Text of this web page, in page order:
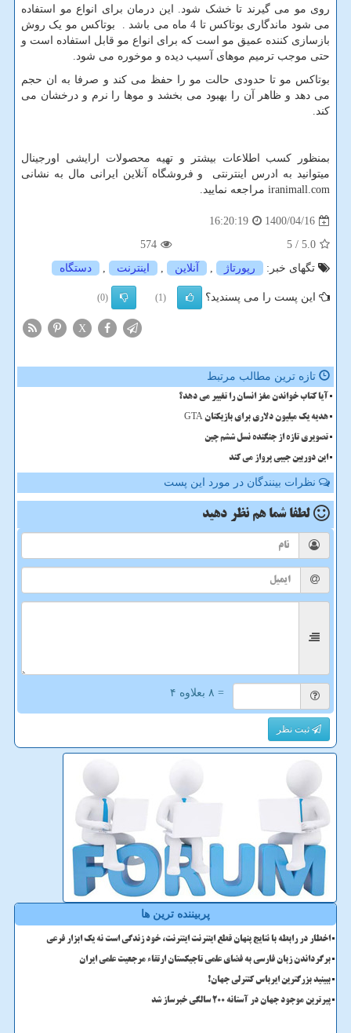
روی مو می گیرند تا خشک شود. این درمان برای انواع مو استفاده
می شود ماندگاری بوتاکس تا 4 ماه می باشد . بوتاکس مو یک روش
بازسازی کننده عمیق مو است که برای انواع مو قابل استفاده است و
حتی موجب ترمیم موهای آسیب دیده و موخوره می شود.
بوتاکس مو تا حدودی حالت مو را حفظ می کند و صرفا به ان حجم
می دهد و ظاهر آن را بهبود می بخشد و موها را نرم و درخشان می
کند.
بمنظور کسب اطلاعات بیشتر و تهیه محصولات ارایشی اورجینال
میتوانید به ادرس اینترنتی و فروشگاه آنلاین ایرانی مال به نشانی
iranimall.com مراجعه نمایید.
1400/04/16
16:20:19
5.0
/ 5
574
تگهای خبر:
رپورتاژ , آنلاین , اینترنت , دستگاه
این پست را می پسندید؟ (1)
(0)
X
تازه ترین مطالب مرتبط
آیا کتاب خواندن مغز انسان را تغییر می دهد؟
هدیه یک میلیون دلاری برای بازیکنان GTA
تصویری تازه از جنگنده نسل ششم چین
این دوربین جیبی پرواز می کند
نظرات بینندگان در مورد این پست
لطفا شما هم نظر دهید
= ۸ بعلاوه ۴
ثبت نظر
پربیننده ترین ها
اخطار در رابطه با نتایج پنهان قطع اینترنت اینترنت، خود زندگی است نه یک ابزار فرعی
برگرداندن زبان فارسی به فضای علمی تاجیکستان ارتقاء مرجعیت علمی ایران
ببینید بزرگترین ایرباس کنترلی جهان!
پیرترین موجود جهان در آستانه ۲۰۰ سالگی خبرساز شد